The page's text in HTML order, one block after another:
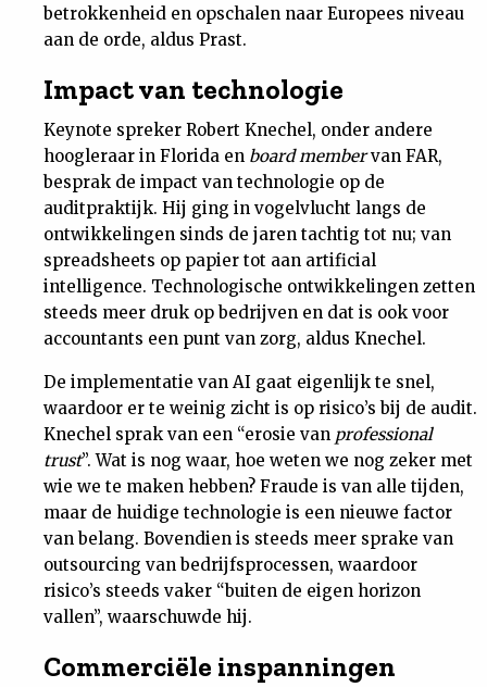
betrokkenheid en opschalen naar Europees niveau
aan de orde, aldus Prast.
Impact van technologie
Keynote spreker Robert Knechel, onder andere
hoogleraar in Florida en board membervan FAR,
besprak de impact van technologie op de
auditpraktijk. Hij ging in vogelvlucht langs de
ontwikkelingen sinds de jaren tachtig tot nu; van
spreadsheets op papier tot aan artificial
intelligence. Technologische ontwikkelingen zetten
steeds meer druk op bedrijven en dat is ook voor
accountants een punt van zorg, aldus Knechel.
De implementatie van AI gaat eigenlijk te snel,
waardoor er te weinig zicht is op risico’s bij de audit.
Knechel sprak van een “erosie van professional
trust”. Wat is nog waar, hoe weten we nog zeker met
wie we te maken hebben? Fraude is van alle tijden,
maar de huidige technologie is een nieuwe factor
van belang. Bovendien is steeds meer sprake van
outsourcing van bedrijfsprocessen, waardoor
risico’s steeds vaker “buiten de eigen horizon
vallen”, waarschuwde hij.
Commerciële inspanningen